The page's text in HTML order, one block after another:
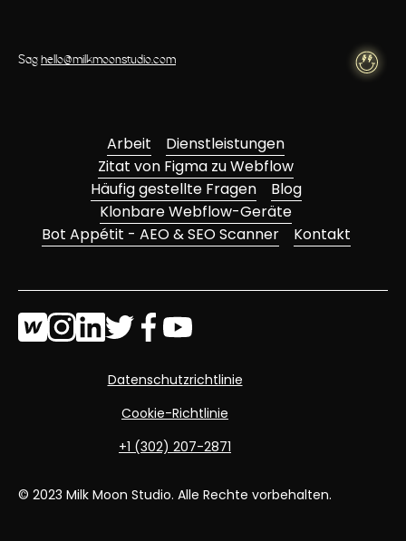
Saghello@milkmoonstudio.com
Arbeit
Dienstleistungen
Zitat von Figma zu Webflow
Häufig gestellte Fragen
Blog
Klonbare Webflow-Geräte
Bot Appétit - AEO & SEO Scanner
Kontakt
© 2023 Milk Moon Studio. Alle Rechte vorbehalten.
Datenschutzrichtlinie
Cookie-Richtlinie
+1 (302) 207-2871